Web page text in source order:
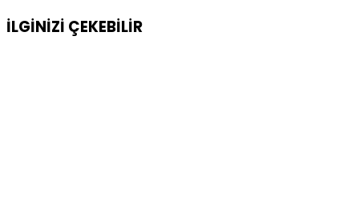
İLGİNİZİ ÇEKEBİLİR